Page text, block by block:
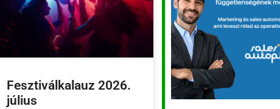
Fesztiválkalauz 2026.
július